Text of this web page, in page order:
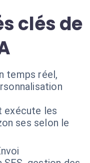
clés de
temps réel,
exécute les
ses selon le